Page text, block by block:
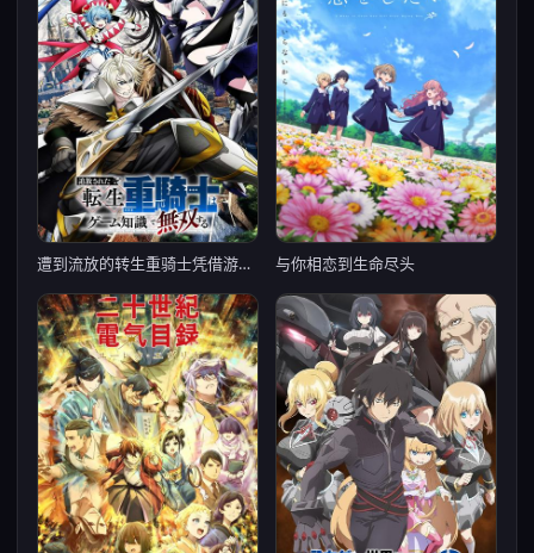
遭到流放的转生重骑士凭借游戏知识大开无双 与你相恋到生命尽头